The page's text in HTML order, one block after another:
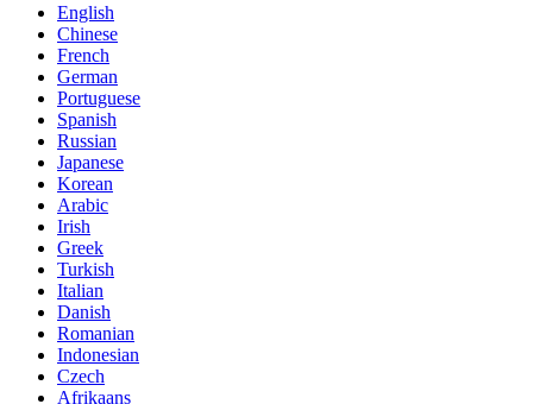
English
Chinese
French
German
Portuguese
Spanish
Russian
Japanese
Korean
Arabic
Irish
Greek
Turkish
Italian
Danish
Romanian
Indonesian
Czech
Afrikaans